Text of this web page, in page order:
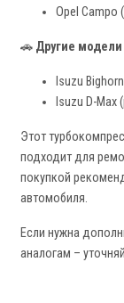
Opel Campo
🚗 Другие
Isuzu
Isuzu D-Max
Этот
подходит для
покупкой
автомобиля.
Если нужна
аналогам –